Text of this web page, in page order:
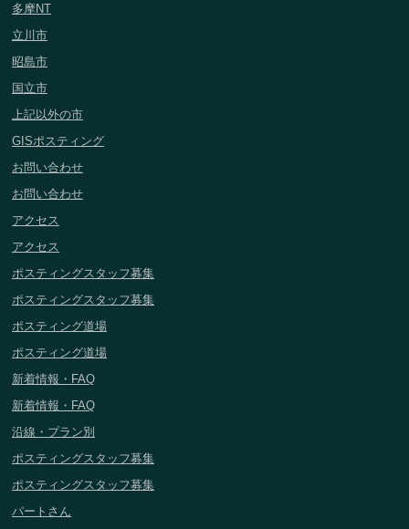
多摩NT
立川市
昭島市
国立市
上記以外の市
GISポスティング
お問い合わせ
お問い合わせ
アクセス
アクセス
ポスティングスタッフ募集
ポスティングスタッフ募集
ポスティング道場
ポスティング道場
新着情報・FAQ
新着情報・FAQ
沿線・プラン別
ポスティングスタッフ募集
ポスティングスタッフ募集
パートさん